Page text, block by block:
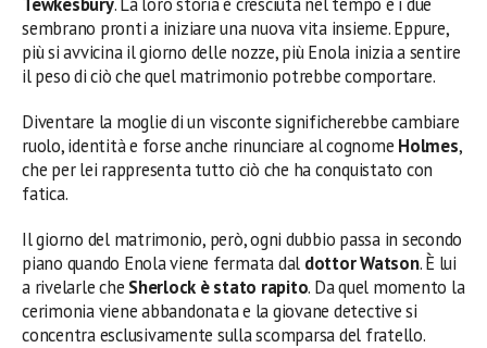
sembrano pronti a iniziare una nuova vita insieme. Eppure,
più si avvicina il giorno delle nozze, più Enola inizia a sentire
il peso di ciò che quel matrimonio potrebbe comportare.
Diventare la moglie di un visconte significherebbe cambiare
ruolo, identità e forse anche rinunciare al cognome Holmes,
che per lei rappresenta tutto ciò che ha conquistato con
fatica.
Il giorno del matrimonio, però, ogni dubbio passa in secondo
piano quando Enola viene fermata dal dottor Watson. È lui
a rivelarle che Sherlock è stato rapito. Da quel momento la
cerimonia viene abbandonata e la giovane detective si
concentra esclusivamente sulla scomparsa del fratello.